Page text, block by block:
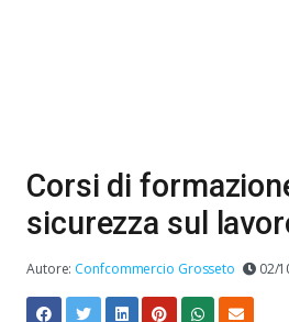
Corsi di
sicurezza sul
Autore: Confcommercio Grosseto 02/